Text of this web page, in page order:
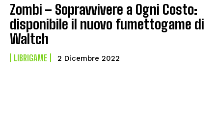
Zombi – Sopravvivere a Ogni Costo:
disponibile il nuovo fumettogame di
Waltch
LIBRIGAME 2 Dicembre 2022